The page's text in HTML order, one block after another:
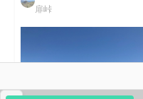
扉峠